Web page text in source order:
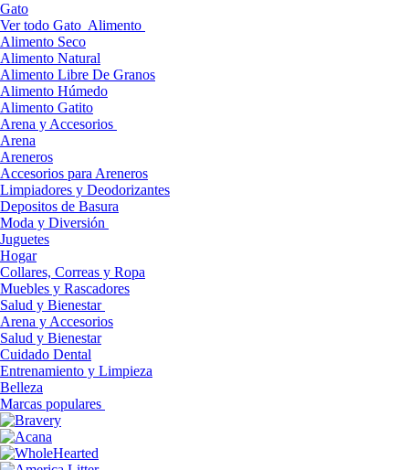
Gato
Ver todo Gato Alimento
Alimento Seco
Alimento Natural
Alimento Libre De Granos
Alimento Húmedo
Alimento Gatito
Arena y Accesorios
Arena
Areneros
Accesorios para Areneros
Limpiadores y Deodorizantes
Depositos de Basura
Moda y Diversión
Juguetes
Hogar
Collares, Correas y Ropa
Muebles y Rascadores
Salud y Bienestar
Arena y Accesorios
Salud y Bienestar
Cuidado Dental
Entrenamiento y Limpieza
Belleza
Marcas populares